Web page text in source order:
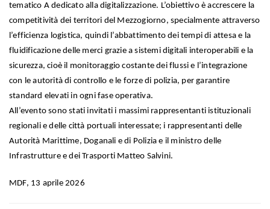
tematico A dedicato alla digitalizzazione. L’obiettivo è accrescere la
competitività dei territori del Mezzogiorno, specialmente attraverso
l’efficienza logistica, quindi l’abbattimento dei tempi di attesa e la
fluidificazione delle merci grazie a sistemi digitali interoperabili e la
sicurezza, cioè il monitoraggio costante dei flussi e l’integrazione
con le autorità di controllo e le forze di polizia, per garantire
standard elevati in ogni fase operativa.
All’evento sono stati invitati i massimi rappresentanti istituzionali
regionali e delle città portuali interessate; i rappresentanti delle
Autorità Marittime, Doganali e di Polizia e il ministro delle
Infrastrutture e dei Trasporti Matteo Salvini.
MDF, 13 aprile 2026